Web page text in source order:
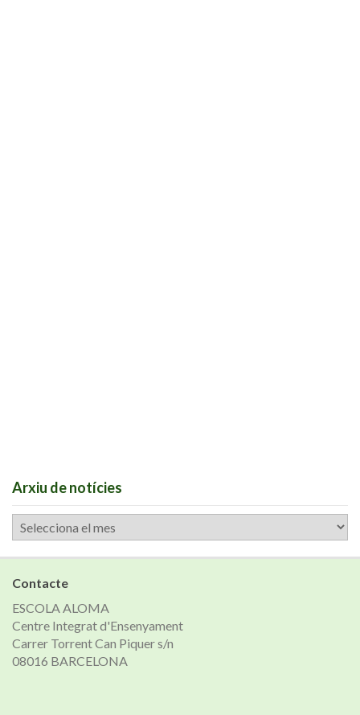
Arxiu de notícies
Arxiu
de
notícies
Contacte
ESCOLA ALOMA
Centre Integrat d'Ensenyament
Carrer Torrent Can Piquer s/n
08016 BARCELONA